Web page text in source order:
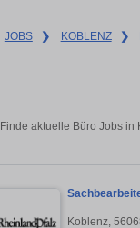
JOBS ❯ KOBLENZ ❯
Finde aktuelle Büro Jobs in
Koblenz,